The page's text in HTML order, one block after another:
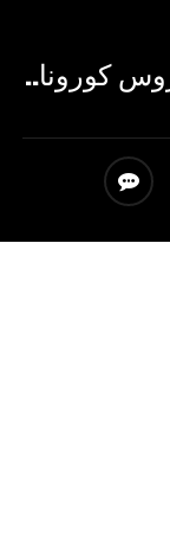
كورونا..